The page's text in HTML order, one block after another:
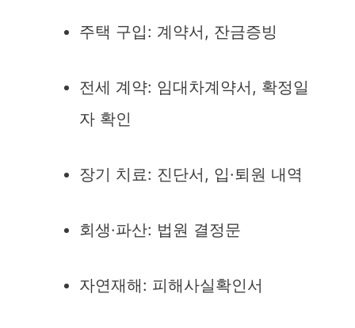
주택 구입: 계약서, 잔금증빙
전세 계약: 임대차계약서, 확정일
자 확인
장기 치료: 진단서, 입·퇴원 내역
회생·파산: 법원 결정문
자연재해: 피해사실확인서